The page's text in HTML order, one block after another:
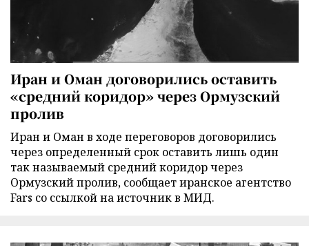
Иран и Оман договорились оставить
«средний коридор» через Ормузский
пролив
Иран и Оман в ходе переговоров договорились
через определенный срок оставить лишь один
так называемый средний коридор через
Ормузский пролив, сообщает иранское агентство
Fars со ссылкой на источник в МИД.